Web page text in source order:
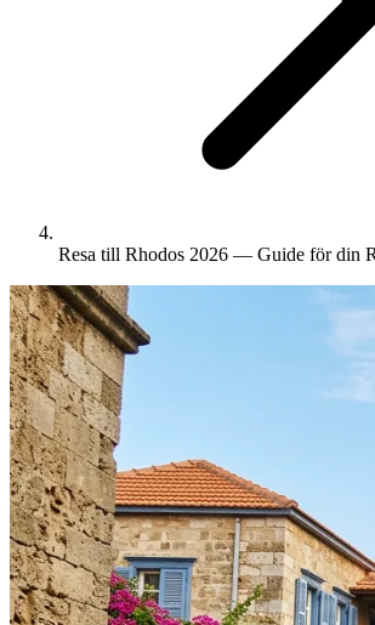
Resa till Rhodos 2026 — Guide för din